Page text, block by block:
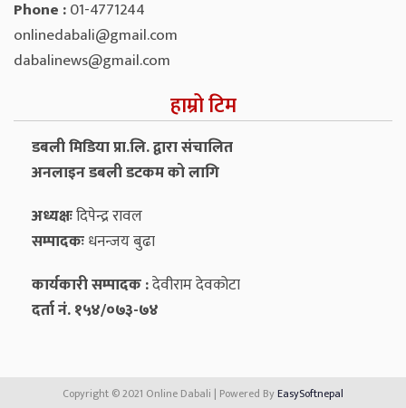
Phone :01-4771244
onlinedabali@gmail.com
dabalinews@gmail.com
हाम्रो टिम
डबली मिडिया प्रा.लि. द्वारा संचालित
अनलाइन डबली डटकम को लागि
अध्यक्षःदिपेन्द्र रावल
सम्पादकःधनन्‍जय बुढा
कार्यकारी सम्पादक :देवीराम देवकोटा
दर्ता नं. १५४/०७३-७४
Copyright © 2021 Online Dabali | Powered ByEasySoftnepal